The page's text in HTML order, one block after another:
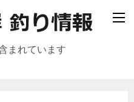
まれています